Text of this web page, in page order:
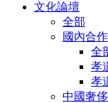
文化論壇
全部
國內合作
全
孝
孝
中國奢